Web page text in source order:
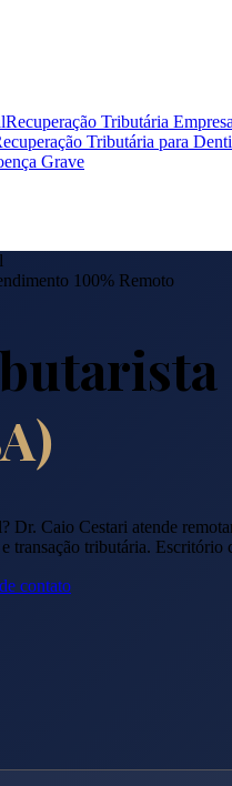
Recuperação Tributária
Tributária para
Grave
100% Remoto
)
? Dr. Caio Cestari atende
transação tributária. Escritório
contato